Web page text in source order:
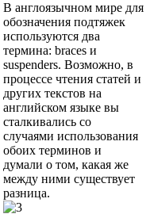
В англоязычном мире для
обозначения подтяжек
используются два
термина: braces и
suspenders. Возможно, в
процессе чтения статей и
других текстов на
английском языке вы
сталкивались со
случаями использования
обоих терминов и
думали о том, какая же
между ними существует
разница.